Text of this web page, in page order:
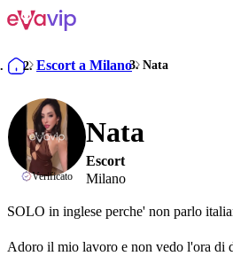
Escort a Milano Nata
Verificato
Nata
Escort
Milano
SOLO in inglese perche' non parlo
Adoro il mio lavoro e non vedo l'ora di